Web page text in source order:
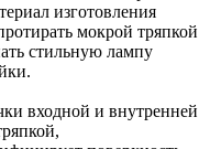
изготовления
мокрой тряпкой
стильную лампу
входной и внутренней